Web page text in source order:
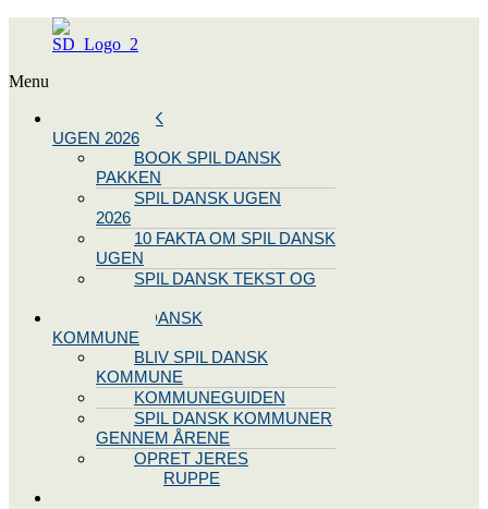
Menu
SPIL DANSK
UGEN 2026
BOOK SPIL DANSK
PAKKEN
SPIL DANSK UGEN
2026
10 FAKTA OM SPIL DANSK
UGEN
SPIL DANSK TEKST OG
BLIV SPIL DANSK
KOMMUNE
BLIV SPIL DANSK
KOMMUNE
KOMMUNEGUIDEN
SPIL DANSK KOMMUNER
GENNEM ÅRENE
OPRET JERES
STYREGRUPPE